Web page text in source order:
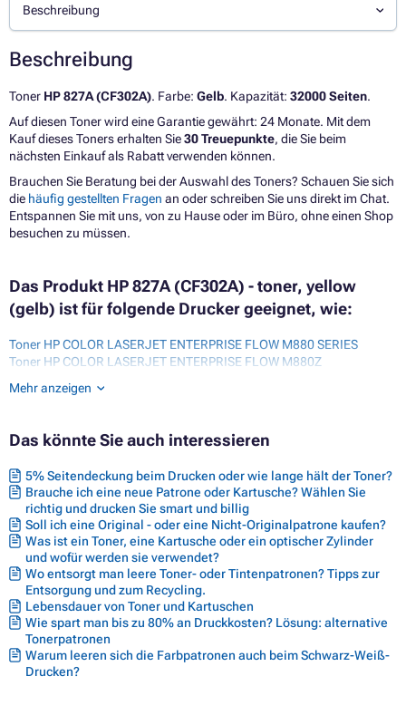
Beschreibung
Beschreibung
Toner HP 827A (CF302A). Farbe: Gelb. Kapazität: 32000 Seiten.
Auf diesen Toner wird eine Garantie gewährt: 24 Monate. Mit dem
Kauf dieses Toners erhalten Sie30 Treuepunkte, die Sie beim
nächsten Einkauf als Rabatt verwenden können.
Brauchen Sie Beratung bei der Auswahl des Toners? Schauen Sie sich
die häufig gestellten Fragen an oder schreiben Sie uns direkt im Chat.
Entspannen Sie mit uns, von zu Hause oder im Büro, ohne einen Shop
besuchen zu müssen.
Das Produkt HP 827A (CF302A) - toner, yellow
(gelb) ist für folgende Drucker geeignet, wie:
Toner HP COLOR LASERJET ENTERPRISE FLOW M880 SERIES
Toner HP COLOR LASERJET ENTERPRISE FLOW M880Z
Toner HP COLOR LASERJET ENTERPRISE FLOW M880Z PLUS
Toner HP COLOR LASERJET ENTERPRISE M880Z
Toner HP COLOR LASERJET ENTERPRISE MFP M880Z PLUS NFC
Toner HP COLOR LASERJET MANAGED FLOW MFP M880 SERIES
Toner HP COLOR LASERJET MANAGED FLOW MFP M880ZM
Toner HP COLOR LASERJET MANAGED FLOW MFP M880ZM PLUS
Mehr anzeigen
Das könnte Sie auch interessieren
5% Seitendeckung beim Drucken oder wie lange hält der Toner?
Brauche ich eine neue Patrone oder Kartusche? Wählen Sie
richtig und drucken Sie smart und billig
Soll ich eine Original - oder eine Nicht-Originalpatrone kaufen?
Was ist ein Toner, eine Kartusche oder ein optischer Zylinder
und wofür werden sie verwendet?
Wo entsorgt man leere Toner- oder Tintenpatronen? Tipps zur
Entsorgung und zum Recycling.
Lebensdauer von Toner und Kartuschen
Wie spart man bis zu 80% an Druckkosten? Lösung: alternative
Tonerpatronen
Warum leeren sich die Farbpatronen auch beim Schwarz-Weiß-
Drucken?